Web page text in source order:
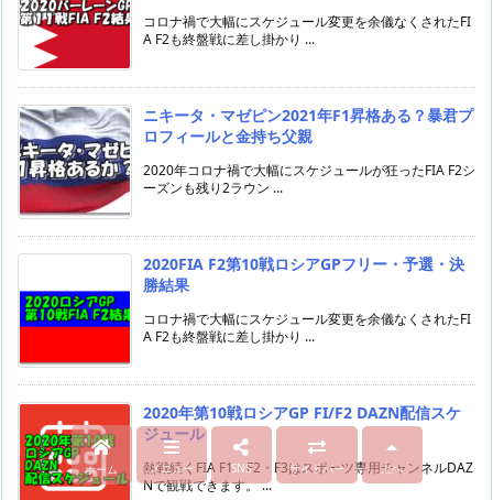
コロナ禍で大幅にスケジュール変更を余儀なくされたFI
A F2も終盤戦に差し掛かり ...
ニキータ・マゼピン2021年F1昇格ある？暴君プ
ロフィールと金持ち父親
2020年コロナ禍で大幅にスケジュールが狂ったFIA F2シ
ーズンも残り2ラウン ...
2020FIA F2第10戦ロシアGPフリー・予選・決
勝結果
コロナ禍で大幅にスケジュール変更を余儀なくされたFI
A F2も終盤戦に差し掛かり ...
2020年第10戦ロシアGP FI/F2 DAZN配信スケ
ジュール
熱戦続くFIA F1・F2・F3はスポーツ専用チャンネルDAZ
Nで観戦できます。 ...
ホーム メニュー SNS サイドバー 上へ